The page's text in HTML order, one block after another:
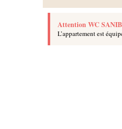
Attention WC
L’appartement est